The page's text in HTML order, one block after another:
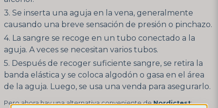
Se inserta una aguja en la vena, generalmente
causando una breve sensación de presión o pinchazo.
La sangre se recoge en un tubo conectado a la
aguja. A veces se necesitan varios tubos.
Después de recoger suficiente sangre, se retira la
banda elástica y se coloca algodón o gasa en el área
de la aguja. Luego, se usa una venda para asegurarlo.
Pero ahora hay una alternativa conveniente deNordictest: